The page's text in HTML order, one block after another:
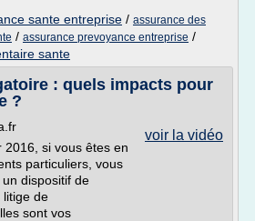
sante entreprise / assurance des
/ assurance prevoyance entreprise /
sante
: quels impacts pour
?
voir la vidéo
2016, si vous êtes en
particuliers, vous
dispositif de
litige de
sont vos